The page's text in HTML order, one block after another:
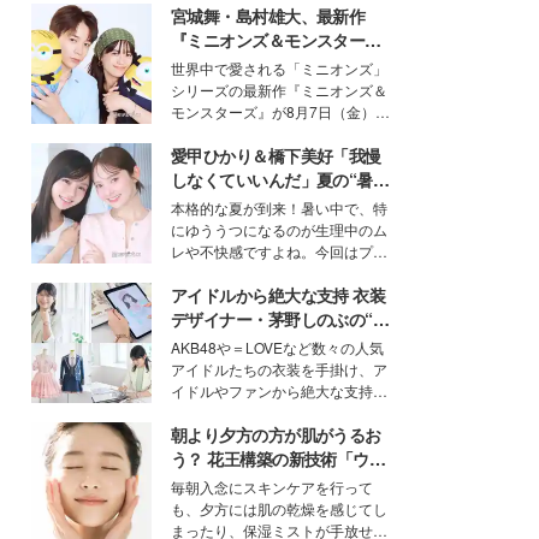
宮城舞・島村雄大、最新作
『ミニオンズ＆モンスター
ズ』の魅力熱弁 ハチャメチャ
だけじゃない“友情と絆”に感
動
世界中で愛される「ミニオンズ」
シリーズの最新作『ミニオンズ＆
モンスターズ』が8月7日（金）に
ニオン好き”という共通点を持つモ
デルの宮城舞と島村雄大の特別対
談をお届け！それぞれの視点か
ら、今作ならではの魅力や予想外
の感動をもたらす奥深いストーリ
ーについて熱く語り合ってもらっ
た。
愛甲ひかり＆橋下美好「我慢
しなくていいんだ」夏の“暑さ
対策”の新しい選択肢とは？
本格的な夏が到来！暑い中で、特
にゆううつになるのが生理中のム
レや不快感ですよね。今回はプラ
モデル・愛甲ひかりさんと橋下美
好さんを迎えて本音で女子会トー
ク。猛暑のお出かけを快適に過ご
すヒントや、2人が感動した夏の
生理の新常識にも迫りました。
アイドルから絶大な支持 衣装
デザイナー・茅野しのぶの“可
愛い”を作る美学＜「シチズン
クロスシー」インタビュー＞
AKB48や＝LOVEなど数々の人気
アイドルたちの衣装を手掛け、ア
イドルやファンから絶大な支持を
取締役兼クリエイティブディレク
ター・茅野しのぶ。一人ひとりの
個性に寄り添い、魅力を引き出す
衣装作りは、多くの女性たちに勇
気と自信を与え続けている。
朝より夕方の方が肌がうるお
う？ 花王構築の新技術「ウォ
ーターキャプチャリングスキ
ン（捕水肌）」がスキンケア
の常識を変える予感
毎朝入念にスキンケアを行って
も、夕方には肌の乾燥を感じてし
まったり、保湿ミストが手放せな